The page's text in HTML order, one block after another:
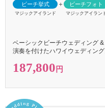
ビーチ挙式
マジックアイランド
＋ ビーチフォト
マジックアイラン
ベーシックビーチウェディング
演奏を付けたハワイウェディン
187,800 円